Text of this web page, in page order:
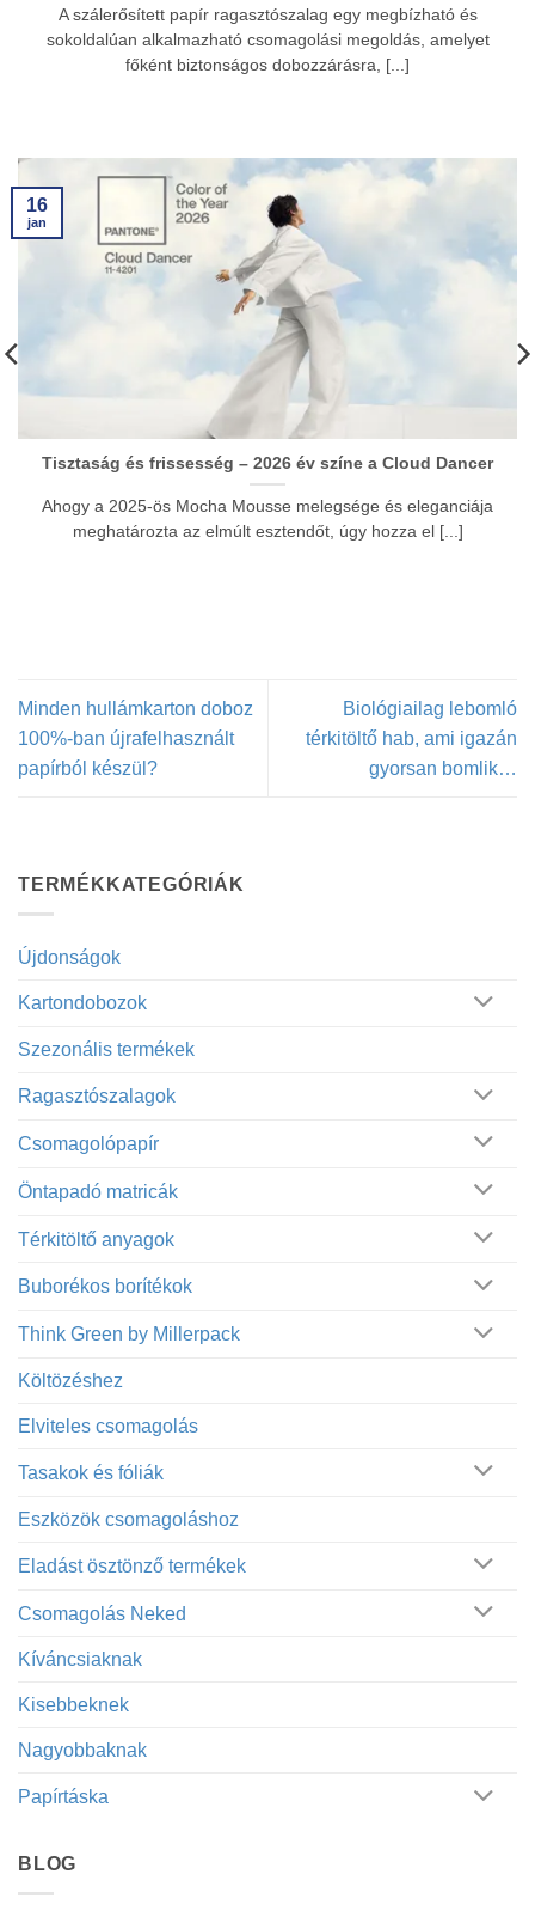
TERMÉKKATEGÓRIÁK
Újdonságok
Kartondobozok
Szezonális termékek
Ragasztószalagok
Csomagolópapír
Öntapadó matricák
Térkitöltő anyagok
Buborékos borítékok
Think Green by Millerpack
Költözéshez
Elviteles csomagolás
Tasakok és fóliák
Eszközök csomagoláshoz
Eladást ösztönző termékek
Csomagolás Neked
Kíváncsiaknak
Kisebbeknek
Nagyobbaknak
Papírtáska
BLOG
A szálerősített papír ragasztószalag egy megbízható és
sokoldalúan alkalmazható csomagolási megoldás, amelyet
főként biztonságos dobozzárásra, [...]
Tisztaság és frissesség – 2026 év színe a Cloud Dancer
Ahogy a 2025-ös Mocha Mousse melegsége és eleganciája
meghatározta az elmúlt esztendőt, úgy hozza el [...]
16
jan
Minden hullámkarton doboz
100%-ban újrafelhasznált
papírból készül?
Biológiailag lebomló
térkitöltő hab, ami igazán
gyorsan bomlik…